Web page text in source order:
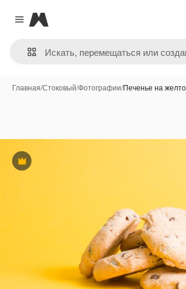
Close menu
Magnific
Главная/Стоковый/Фотографии/Печенье на
Премиум